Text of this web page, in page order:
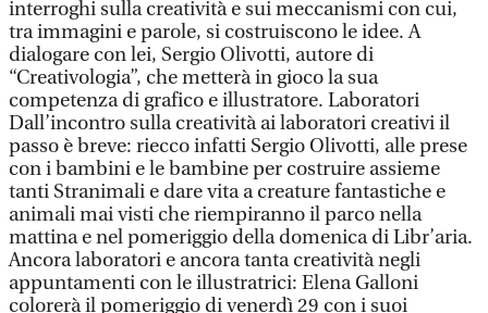
interroghi sulla creatività e sui meccanismi con cui,
tra immagini e parole, si costruiscono le idee. A
dialogare con lei, Sergio Olivotti, autore di
“Creativologia”, che metterà in gioco la sua
competenza di grafico e illustratore. Laboratori
Dall’incontro sulla creatività ai laboratori creativi il
passo è breve: riecco infatti Sergio Olivotti, alle prese
con i bambini e le bambine per costruire assieme
tanti Stranimali e dare vita a creature fantastiche e
animali mai visti che riempiranno il parco nella
mattina e nel pomeriggio della domenica di Libr’aria.
Ancora laboratori e ancora tanta creatività negli
appuntamenti con le illustratrici: Elena Galloni
colorerà il pomeriggio di venerdì 29 con i suoi